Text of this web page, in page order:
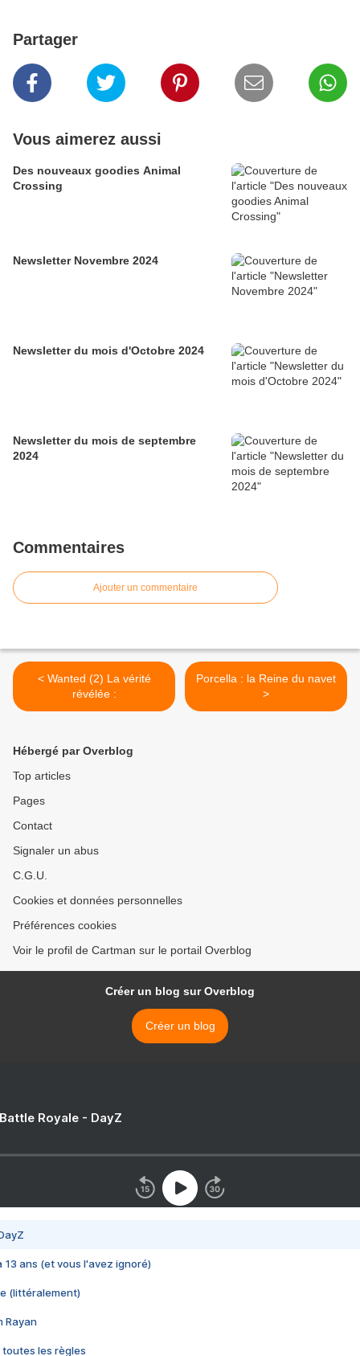
Partager
Vous aimerez aussi
Des nouveaux goodies Animal
Crossing
Newsletter Novembre 2024
Newsletter du mois d'Octobre 2024
Newsletter du mois de septembre
2024
Commentaires
Ajouter un commentaire
< Wanted (2) La vérité
révélée :
Porcella : la Reine du navet
>
Hébergé par Overblog
Top articles
Pages
Contact
Signaler un abus
C.G.U.
Cookies et données personnelles
Préférences cookies
Voir le profil de Cartman sur le portail Overblog
Créer un blog sur Overblog
Créer un blog
Royale - DayZ
13 ans (et vous l'avez ignoré)
(littéralement)
Rayan
toutes les règles